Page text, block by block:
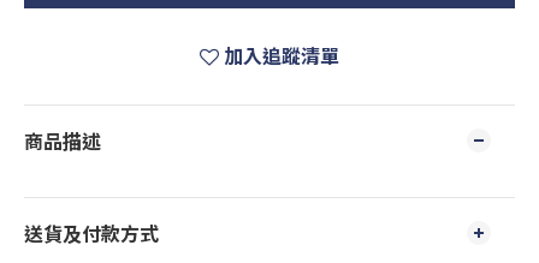
加入追蹤清單
商品描述
送貨及付款方式